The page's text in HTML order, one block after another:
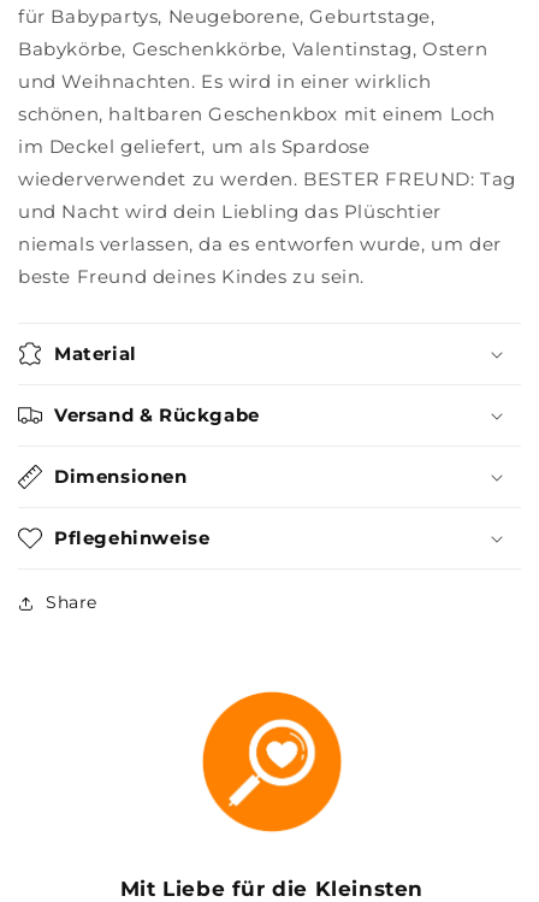
für Babypartys, Neugeborene, Geburtstage,
Babykörbe, Geschenkkörbe, Valentinstag, Ostern
und Weihnachten. Es wird in einer wirklich
schönen, haltbaren Geschenkbox mit einem Loch
im Deckel geliefert, um als Spardose
wiederverwendet zu werden. BESTER FREUND: Tag
und Nacht wird dein Liebling das Plüschtier
niemals verlassen, da es entworfen wurde, um der
beste Freund deines Kindes zu sein.
Material
Versand & Rückgabe
Dimensionen
Pflegehinweise
Share
Mit Liebe für die Kleinsten